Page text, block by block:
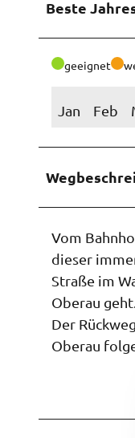
Beste
geeignet
Jan Feb
Vom
dieser
Straße im
Oberau
Der
Oberau